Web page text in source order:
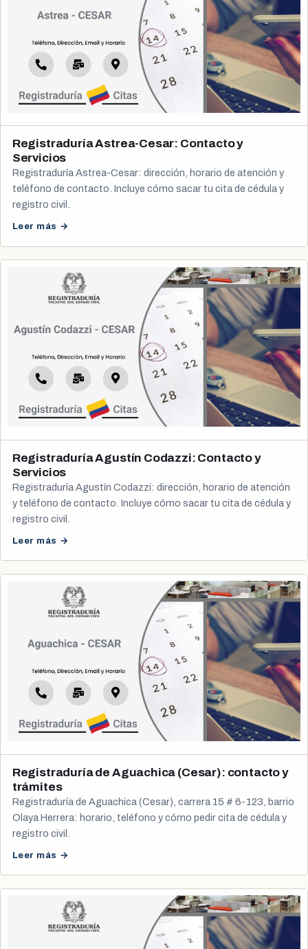
Registraduría Astrea-Cesar: Contacto y
Servicios
Registraduría Astrea-Cesar: dirección, horario de atención y
teléfono de contacto. Incluye cómo sacar tu cita de cédula y
registro civil.
Leer más →
Registraduría Agustín Codazzi: Contacto y
Servicios
Registraduría Agustín Codazzi: dirección, horario de atención
y teléfono de contacto. Incluye cómo sacar tu cita de cédula y
registro civil.
Leer más →
Registraduría de Aguachica (Cesar): contacto y
trámites
Registraduría de Aguachica (Cesar), carrera 15 # 6-123, barrio
Olaya Herrera: horario, teléfono y cómo pedir cita de cédula y
registro civil.
Leer más →